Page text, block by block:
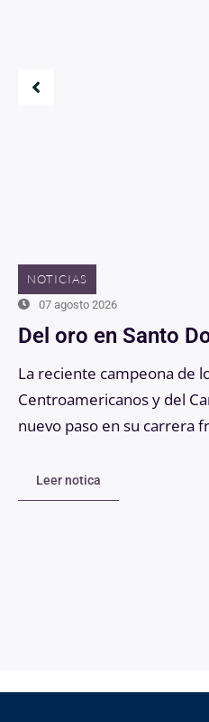
NOTICIAS
07 agosto 2026
Del oro en Santo
La reciente campeona de
Centroamericanos y del
nuevo paso en su carrera
Leer notica